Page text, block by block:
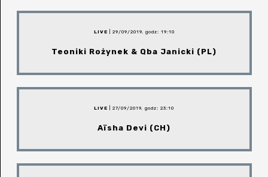
LIVE | 29/09/2019, godz: 19:10
Teoniki Rożynek & Qba Janicki (PL)
LIVE | 27/09/2019, godz: 23:10
Aïsha Devi (CH)